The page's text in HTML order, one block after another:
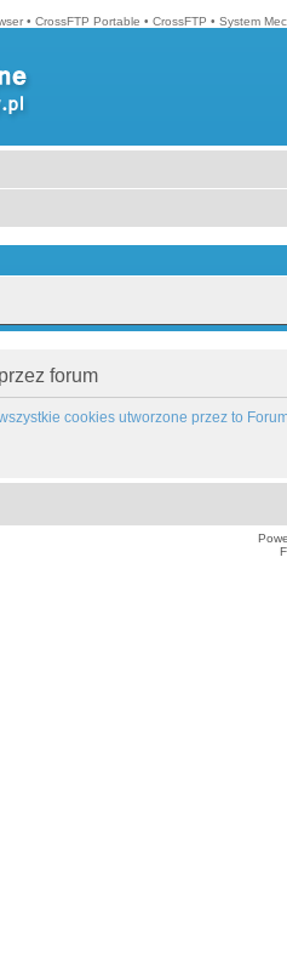
• CrossFTP Portable • CrossFTP • System
forum
cookies utworzone przez to